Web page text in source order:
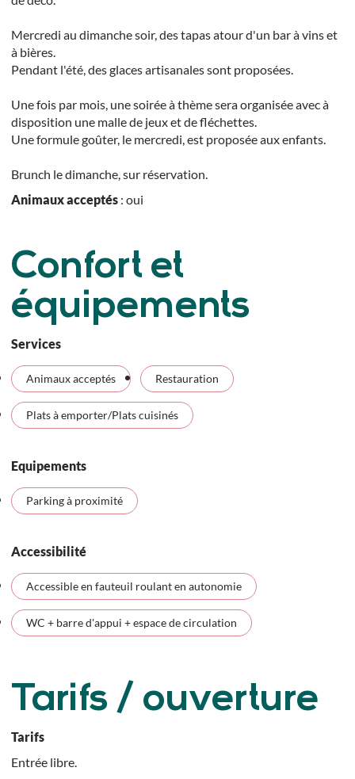
Mercredi au dimanche soir, des tapas atour d'un bar à vins et
à bières.
Pendant l'été, des glaces artisanales sont proposées.
Une fois par mois, une soirée à thème sera organisée avec à
disposition une malle de jeux et de fléchettes.
Une formule goûter, le mercredi, est proposée aux enfants.
Brunch le dimanche, sur réservation.
Animaux acceptés: oui
Confort et
équipements
Services
Animaux acceptés Restauration
Plats à emporter/Plats cuisinés
Equipements
Parking à proximité
Accessibilité
Accessible en fauteuil roulant en autonomie
WC + barre d'appui + espace de circulation
Tarifs / ouverture
Tarifs
Entrée libre.